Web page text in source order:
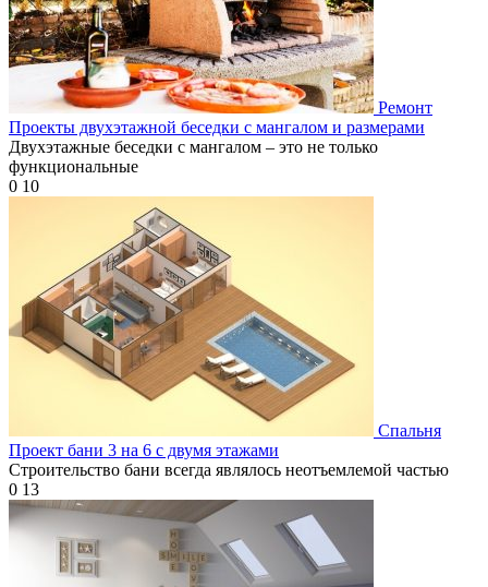
Ремонт
Проекты двухэтажной беседки с мангалом и размерами
Двухэтажные беседки с мангалом – это не только
функциональные
0 10
Спальня
Проект бани 3 на 6 с двумя этажами
Строительство бани всегда являлось неотъемлемой частью
0 13